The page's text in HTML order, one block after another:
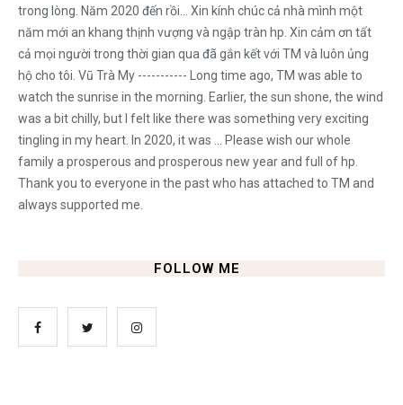
trong lòng. Năm 2020 đến rồi... Xin kính chúc cả nhà mình một
năm mới an khang thịnh vượng và ngập tràn hp. Xin cảm ơn tất
cả mọi người trong thời gian qua đã gắn kết với TM và luôn ủng
hộ cho tôi. Vũ Trà My ----------- Long time ago, TM was able to
watch the sunrise in the morning. Earlier, the sun shone, the wind
was a bit chilly, but I felt like there was something very exciting
tingling in my heart. In 2020, it was ... Please wish our whole
family a prosperous and prosperous new year and full of hp.
Thank you to everyone in the past who has attached to TM and
always supported me.
FOLLOW ME